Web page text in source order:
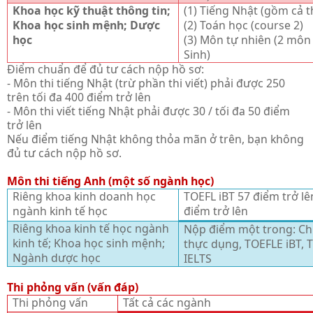
Khoa học kỹ thuật thông tin;
Khoa học sinh mệnh; Dược
học
(1) Tiếng Nhật (gồm cả
(2) Toán học (course 2)
(3) Môn tự nhiên (2
Sinh)
Điểm chuẩn để đủ tư cách nộp hồ sơ:
- Môn thi tiếng Nhật (trừ phần thi viết) phải được 250
trên tối đa 400 điểm trở lên
- Môn thi viết tiếng Nhật phải được 30 / tối đa 50 điểm
trở lên
Nếu điểm tiếng Nhật không thỏa mãn ở trên, bạn không
đủ tư cách nộp hồ sơ.
Môn thi tiếng Anh (một số ngành học)
Riêng khoa kinh doanh học
ngành kinh tế học
TOEFL iBT 57 điểm trở
điểm trở lên
Riêng khoa kinh tế học ngành
kinh tế; Khoa học sinh mệnh;
Ngành dược học
Nộp điểm một trong:
thực dụng, TOEFLE iBT,
IELTS
Thi phỏng vấn (vấn đáp)
Thi phỏng vấn
Tất cả các ngành